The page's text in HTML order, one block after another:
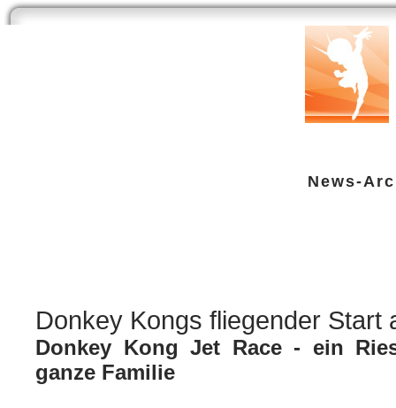
News-
Donkey Kongs fliegender Start
Donkey Kong Jet Race - ein
ganze Familie